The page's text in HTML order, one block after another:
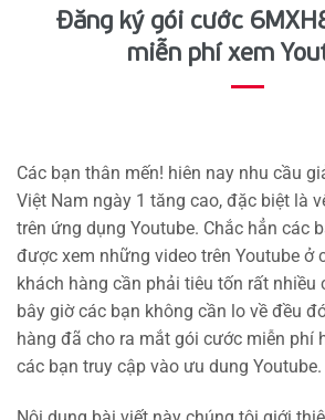
Đăng ký gói cước
miễn phí xem
Các bạn thân mến! hiên nay nhu cầu
Việt Nam ngày 1 tăng cao, đặc biệt là
trên ứng dụng Youtube. Chắc hẳn các
được xem những video trên Youtube ở
khách hàng cần phải tiêu tốn rất nhiều
bây giờ các bạn không cần lo về đều
hàng đã cho ra mắt gói cước miễn phí
các bạn truy cập vào ưu dung Youtube.